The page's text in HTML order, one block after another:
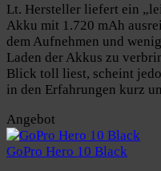
Lt. Hersteller liefert ein
Akku mit 1.720 mAh
dem Aufnehmen und
Laden der Akkus zu
Blick toll liest, scheint
in den Erfahrungen kurz
Angebot
GoPro Hero 10 Black